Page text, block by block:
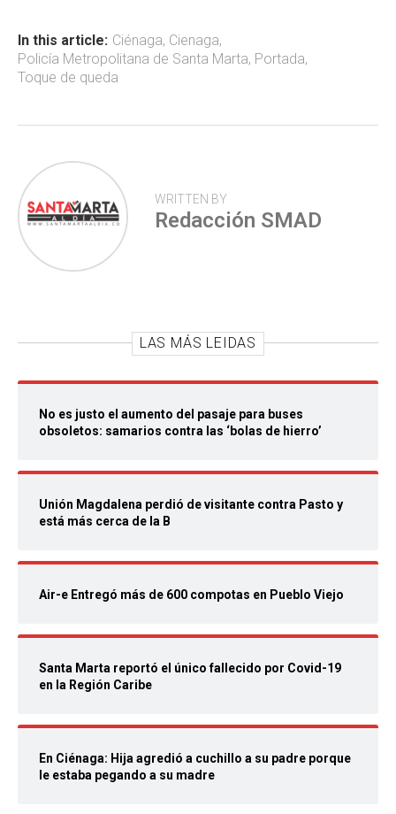
ok p
p
tir
In this article: Ciénaga, Cienaga,
Policía Metropolitana de Santa Marta, Portada,
Toque de queda
WRITTEN BY
Redacción SMAD
LAS MÁS LEIDAS
No es justo el aumento del pasaje para buses
obsoletos: samarios contra las ‘bolas de hierro’
Unión Magdalena perdió de visitante contra Pasto y
está más cerca de la B
Air-e Entregó más de 600 compotas en Pueblo Viejo
Santa Marta reportó el único fallecido por Covid-19
en la Región Caribe
En Ciénaga: Hija agredió a cuchillo a su padre porque
le estaba pegando a su madre